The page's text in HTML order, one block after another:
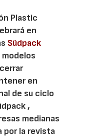
Plastic
en
Südpack
en
de su ciclo
,
medianas
por la revista